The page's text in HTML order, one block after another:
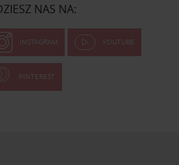
NAS NA:
INSTAGRAM YOUTUBE
PINTEREST